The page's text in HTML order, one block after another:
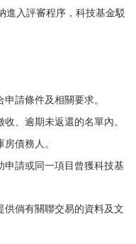
進入評審程序，科技基金駁
請條件及相關要求。
、逾期未返還的名單內。
債務人。
申請或同一項目曾獲科技基
倘有關聯交易的資料及文